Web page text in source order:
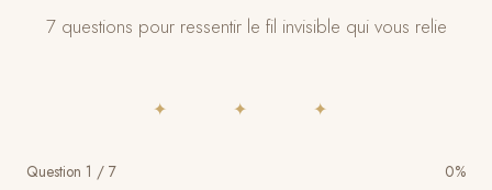
7 questions pour ressentir le fil invisible qui vous relie
✦ ✦ ✦
Question 1 / 7 0%